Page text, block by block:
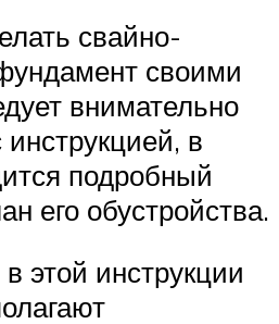
свайно-
своими
внимательно
в
подробный
его обустройства.
этой инструкции